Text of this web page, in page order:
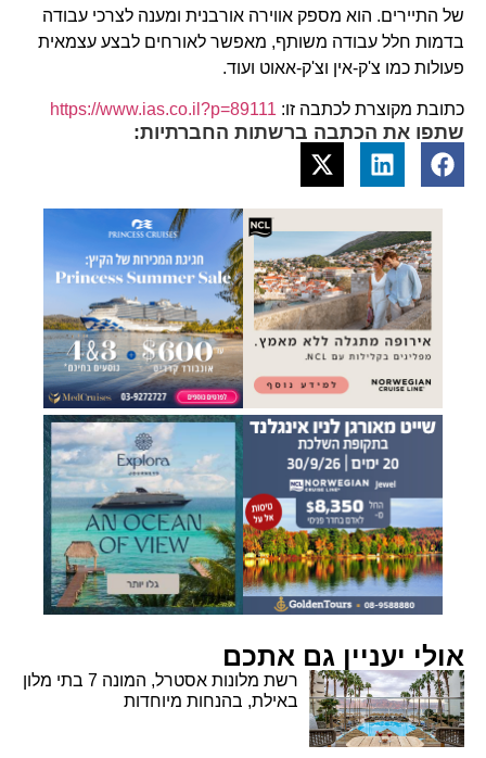
של התיירים. הוא מספק אווירה אורבנית ומענה לצרכי עבודה
בדמות חלל עבודה משותף, מאפשר לאורחים לבצע עצמאית
פעולות כמו צ'ק-אין וצ'ק-אאוט ועוד.
כתובת מקוצרת לכתבה זו: https://www.ias.co.il?p=89111
שתפו את הכתבה ברשתות החברתיות:
אולי יעניין גם אתכם
רשת מלונות אסטרל, המונה 7 בתי מלון
באילת, בהנחות מיוחדות